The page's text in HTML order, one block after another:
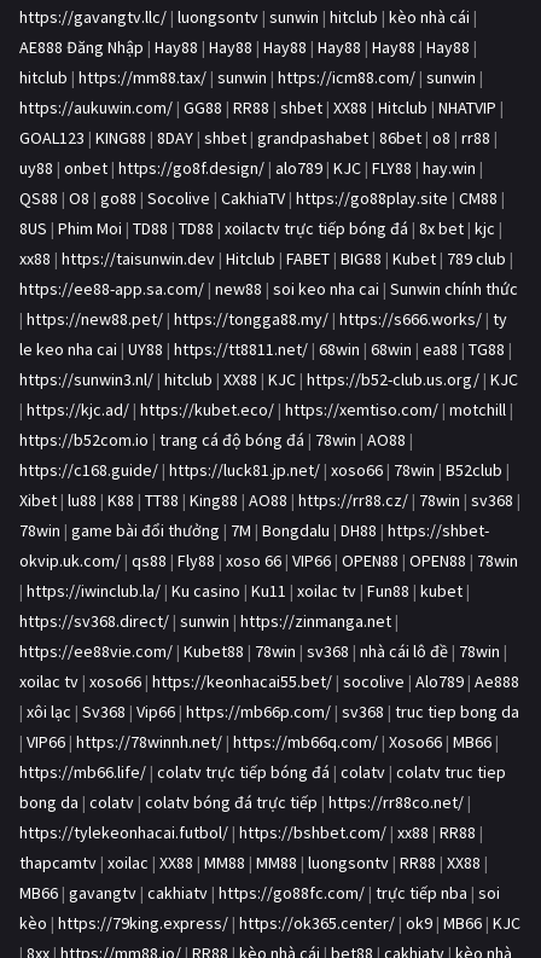
https://gavangtv.llc/ | luongsontv | sunwin | hitclub | kèo nhà cái |
AE888 Đăng Nhập | Hay88 | Hay88 | Hay88 | Hay88 | Hay88 | Hay88 |
hitclub | https://mm88.tax/ | sunwin | https://icm88.com/ | sunwin |
https://aukuwin.com/ | GG88 | RR88 | shbet | XX88 | Hitclub | NHATVIP |
GOAL123 | KING88 | 8DAY | shbet | grandpashabet | 86bet | o8 | rr88 |
uy88 | onbet | https://go8f.design/ | alo789 | KJC | FLY88 | hay.win |
QS88 | O8 | go88 | Socolive | CakhiaTV | https://go88play.site | CM88 |
8US | Phim Moi | TD88 | TD88 | xoilactv trực tiếp bóng đá | 8x bet | kjc |
xx88 | https://taisunwin.dev | Hitclub | FABET | BIG88 | Kubet | 789 club |
https://ee88-app.sa.com/ | new88 | soi keo nha cai | Sunwin chính thức
| https://new88.pet/ | https://tongga88.my/ | https://s666.works/ | ty
le keo nha cai | UY88 | https://tt8811.net/ | 68win | 68win | ea88 | TG88 |
https://sunwin3.nl/ | hitclub | XX88 | KJC | https://b52-club.us.org/ | KJC
| https://kjc.ad/ | https://kubet.eco/ | https://xemtiso.com/ | motchill |
https://b52com.io | trang cá độ bóng đá | 78win | AO88 |
https://c168.guide/ | https://luck81.jp.net/ | xoso66 | 78win | B52club |
Xibet | lu88 | K88 | TT88 | King88 | AO88 | https://rr88.cz/ | 78win | sv368 |
78win | game bài đổi thưởng | 7M | Bongdalu | DH88 | https://shbet-
okvip.uk.com/ | qs88 | Fly88 | xoso 66 | VIP66 | OPEN88 | OPEN88 | 78win
| https://iwinclub.la/ | Ku casino | Ku11 | xoilac tv | Fun88 | kubet |
https://sv368.direct/ | sunwin | https://zinmanga.net |
https://ee88vie.com/ | Kubet88 | 78win | sv368 | nhà cái lô đề | 78win |
xoilac tv | xoso66 | https://keonhacai55.bet/ | socolive | Alo789 | Ae888
| xôi lạc | Sv368 | Vip66 | https://mb66p.com/ | sv368 | truc tiep bong da
| VIP66 | https://78winnh.net/ | https://mb66q.com/ | Xoso66 | MB66 |
https://mb66.life/ | colatv trực tiếp bóng đá | colatv | colatv truc tiep
bong da | colatv | colatv bóng đá trực tiếp | https://rr88co.net/ |
https://tylekeonhacai.futbol/ | https://bshbet.com/ | xx88 | RR88 |
thapcamtv | xoilac | XX88 | MM88 | MM88 | luongsontv | RR88 | XX88 |
MB66 | gavangtv | cakhiatv | https://go88fc.com/ | trực tiếp nba | soi
kèo | https://79king.express/ | https://ok365.center/ | ok9 | MB66 | KJC
| 8xx | https://mm88.io/ | RR88 | kèo nhà cái | bet88 | cakhiatv | kèo nhà